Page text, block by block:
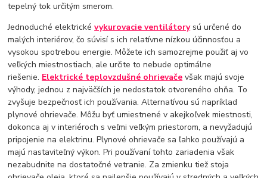
tepelný tok určitým smerom.
Jednoduché elektrickévykurovacie ventilátorysú určené do
malých interiérov, čo súvisí s ich relatívne nízkou účinnosťou a
vysokou spotrebou energie. Môžete ich samozrejme použiť aj vo
veľkých miestnostiach, ale určite to nebude optimálne
riešenie. Elektrické teplovzdušné ohrievače však majú svoje
výhody, jednou z najväčších je nedostatok otvoreného ohňa. To
zvyšuje bezpečnosť ich používania. Alternatívou sú napríklad
plynové ohrievače. Môžu byť umiestnené v akejkoľvek miestnosti,
dokonca aj v interiéroch s veľmi veľkým priestorom, a nevyžadujú
pripojenie na elektrinu. Plynové ohrievače sa ľahko používajú a
majú nastaviteľný výkon. Pri používaní tohto zariadenia však
nezabudnite na dostatočné vetranie. Za zmienku tiež stoja